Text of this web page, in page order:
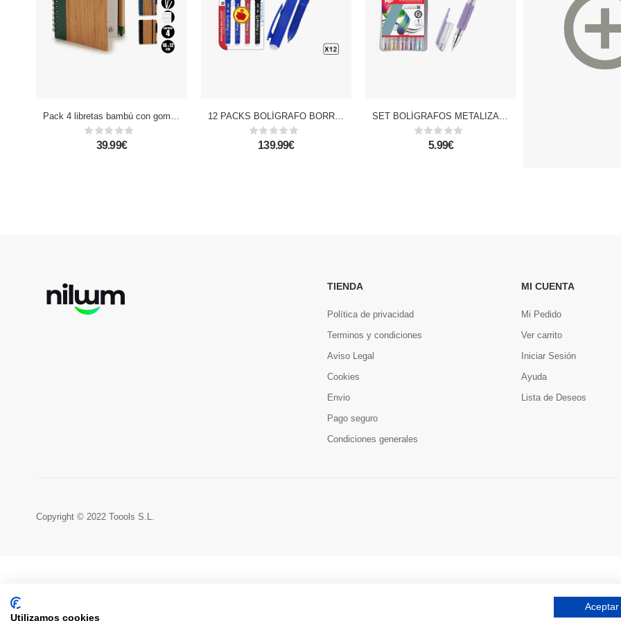
Pack 4 libretas bambú con goma y boli 16x12 cm. Surtido 4 colores.
39.99€
12 PACKS BOLÍGRAFO BORRABLE 4 Uds.
139.99€
SET BOLÍGRAFOS METALIZADOS 5 COLORES
5.99€
TIENDA
Política de privacidad
Terminos y condiciones
Aviso Legal
Cookies
Envio
Pago seguro
Condiciones generales
MI CUENTA
Mi Pedido
Ver carrito
Iniciar Sesión
Ayuda
Lista de Deseos
Copyright © 2022 Toools S.L.
Utilizamos cookies
Aceptar